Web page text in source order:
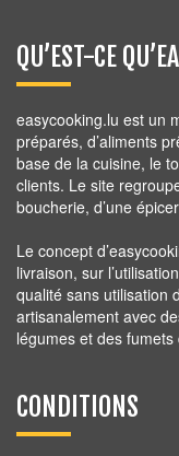
QU’EST-CE
easycooking.lu est un
préparés, d’aliments
base de la cuisine, le
clients. Le site
boucherie, d’une
Le concept
livraison, sur
qualité sans utilisation
artisanalement avec
légumes et des fumets
CONDITIONS